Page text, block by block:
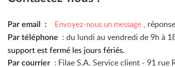
Par email : Envoyez-nous un message ,
Par téléphone : du lundi au vendredi de 9h à
support est fermé les jours fériés.
Par courrier : Filae S.A. Service client - 91 rue